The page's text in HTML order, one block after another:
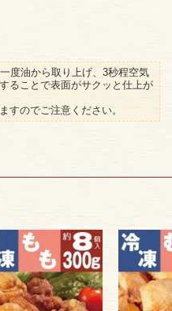
度油から取り上げ、3秒程空気
ることで表面がサクッと仕上が
すのでご注意ください。